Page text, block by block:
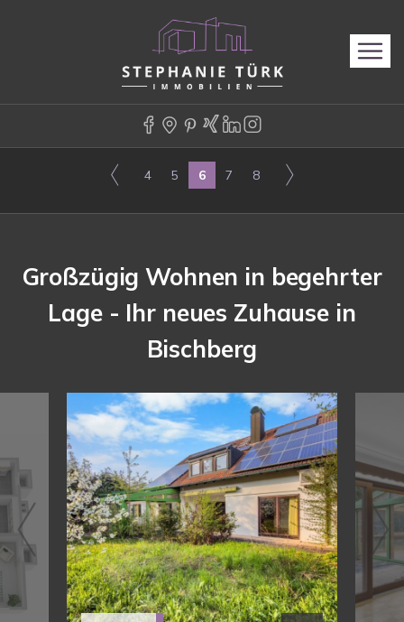
4 5 6 7 8
Großzügig Wohnen in begehrter
Lage - Ihr neues Zuhause in
Bischberg